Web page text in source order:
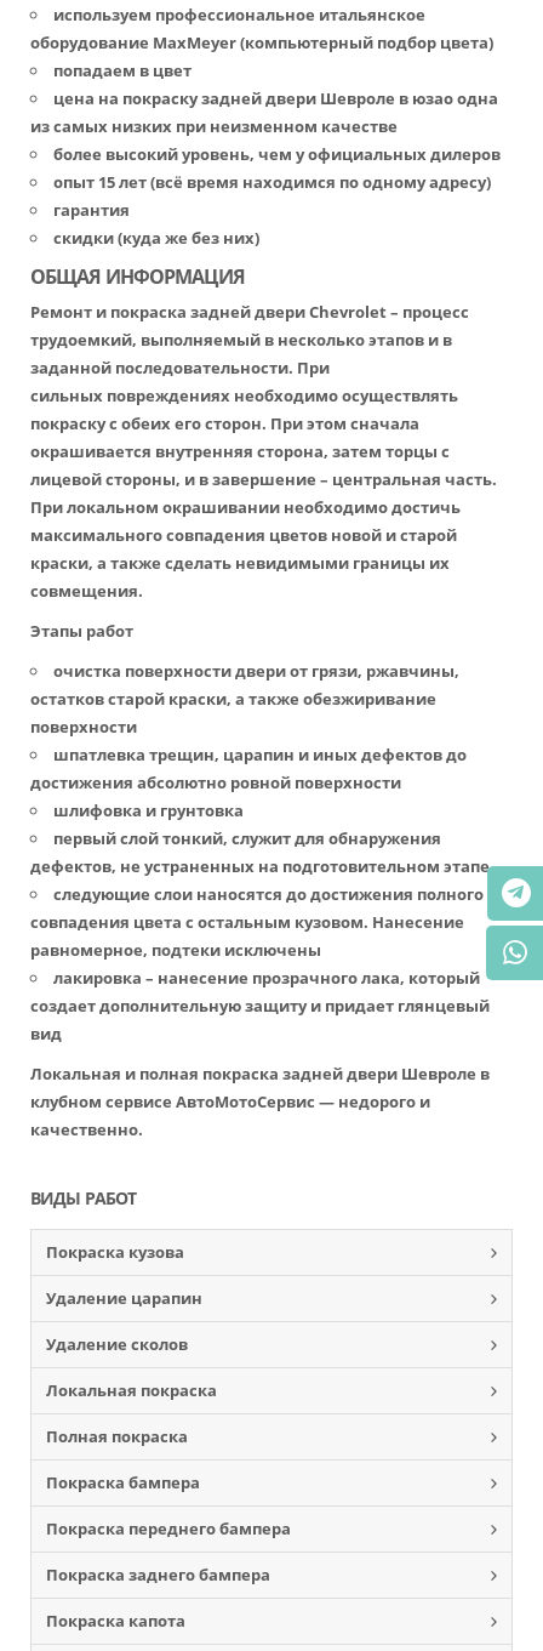
используем профессиональное итальянское
оборудование MaxMeyer (компьютерный подбор цвета)
попадаем в цвет
цена на покраску задней двери Шевроле в юзао одна
из самых низких при неизменном качестве
более высокий уровень, чем у официальных дилеров
опыт 15 лет (всё время находимся по одному адресу)
гарантия
скидки (куда же без них)
ОБЩАЯ ИНФОРМАЦИЯ
Ремонт и покраска задней двери Chevrolet – процесс
трудоемкий, выполняемый в несколько этапов и в
заданной последовательности. При
сильных повреждениях необходимо осуществлять
покраску с обеих его сторон. При этом сначала
окрашивается внутренняя сторона, затем торцы с
лицевой стороны, и в завершение – центральная часть.
При локальном окрашивании необходимо достичь
максимального совпадения цветов новой и старой
краски, а также сделать невидимыми границы их
совмещения.
Этапы работ
очистка поверхности двери от грязи, ржавчины,
остатков старой краски, а также обезжиривание
поверхности
шпатлевка трещин, царапин и иных дефектов до
достижения абсолютно ровной поверхности
шлифовка и грунтовка
первый слой тонкий, служит для обнаружения
дефектов, не устраненных на подготовительном этапе
следующие слои наносятся до достижения полного
совпадения цвета с остальным кузовом. Нанесение
равномерное, подтеки исключены
лакировка – нанесение прозрачного лака, который
создает дополнительную защиту и придает глянцевый
вид
Локальная и полная покраска задней двери Шевроле в
клубном сервисе АвтоМотоСервис — недорого и
качественно.
ВИДЫ РАБОТ
Покраска кузова
Удаление царапин
Удаление сколов
Локальная покраска
Полная покраска
Покраска бампера
Покраска переднего бампера
Покраска заднего бампера
Покраска капота